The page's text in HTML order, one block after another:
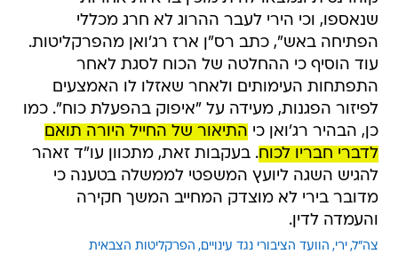
שנאספו, וכי הירי לעבר ההרוג לא חרג מכללי
הפתיחה באש", כתב רס"ן ארז רג'ואן מהפרקליטות.
עוד הוסיף כי ההחלטה של הכוח לסגת לאחר
התפתחות העימותים ולאחר שאזלו לו האמצעים
לפיזור הפגנות, מעידה על "איפוק בהפעלת כוח". כמו
כן, הבהיר רג'ואן כי התיאור של החייל היורה תואם
לדברי חבריו לכוח. בעקבות זאת, מתכוון עו"ד זאהר
להגיש השגה ליועץ המשפטי לממשלה בטענה כי
מדובר בירי לא מוצדק המחייב המשך חקירה
והעמדה לדין.
צה"ל ירי הוועד הציבורי נגד עינויים הפרקליטות הצבאית